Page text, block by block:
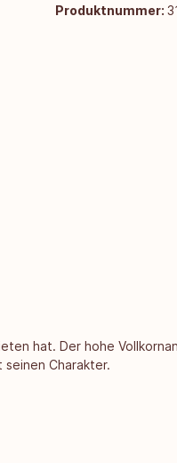
Produktnummer:
hat. Der hohe
Charakter.